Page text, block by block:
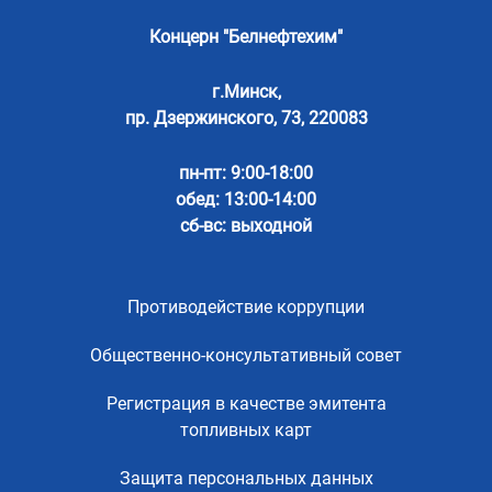
Концерн "Белнефтехим"
г.Минск,
пр. Дзержинского, 73, 220083
пн-пт: 9:00-18:00
обед: 13:00-14:00
сб-вс: выходной
Противодействие коррупции
Общественно-консультативный совет
Регистрация в качестве эмитента
топливных карт
Защита персональных данных